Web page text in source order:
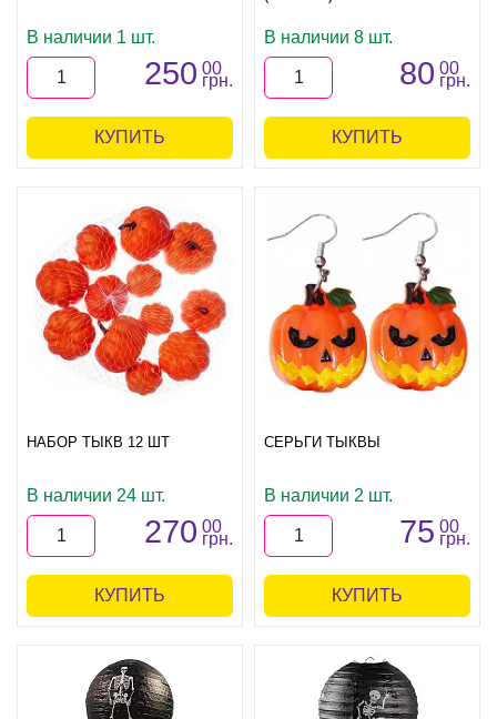
В наличии 1 шт.
250 00
грн.
КУПИТЬ
В наличии 8 шт.
80 00
грн.
КУПИТЬ
НАБОР ТЫКВ 12 ШТ
В наличии 24 шт.
270 00
грн.
КУПИТЬ
СЕРЬГИ ТЫКВЫ
В наличии 2 шт.
75 00
грн.
КУПИТЬ